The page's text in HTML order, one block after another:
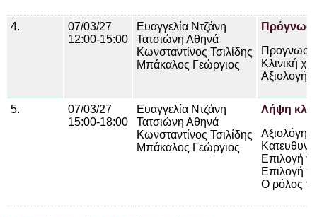
4.
07/03/27
12:00-15:00
Ευαγγελία Ντζάνη
Τατσιώνη Αθηνά
Κωνσταντίνος Τσιλίδης
Μπάκαλος Γεώργιος
Κλινική
5.
07/03/27
15:00-18:00
Ευαγγελία Ντζάνη
Τατσιώνη Αθηνά
Κωνσταντίνος Τσιλίδης
Μπάκαλος Γεώργιος
Λήψη
Επιλογή
Επιλογή
Ο ρόλος